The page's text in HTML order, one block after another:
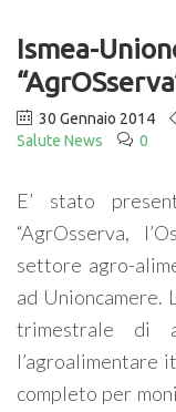
Ismea-
30 Gennaio 2014
Salute News
0
E’ stato
“AgrOsserva,
settore agro-
ad Unioncamere.
trimestrale di
l’agroalimentare
completo per